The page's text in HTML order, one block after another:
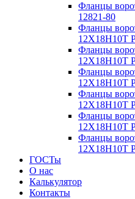
Фланцы
12821-80
Фланцы
12Х18Н10Т
Фланцы
12Х18Н10Т
Фланцы
12Х18Н10Т
Фланцы
12Х18Н10Т
Фланцы
12Х18Н10Т
Фланцы
12Х18Н10Т
ГОСТы
О нас
Калькулятор
Контакты